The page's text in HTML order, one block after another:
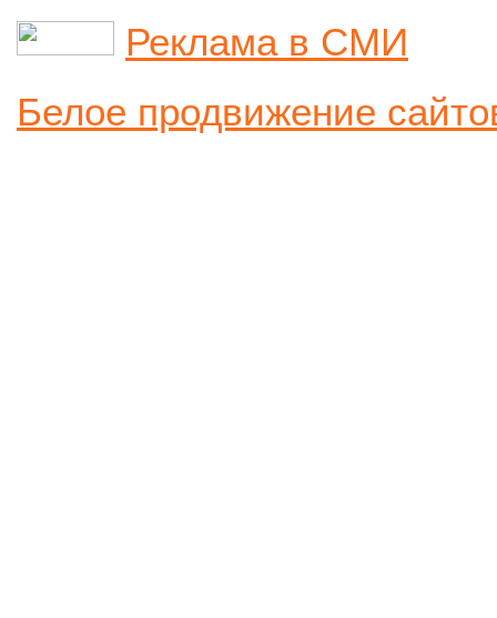
Реклама в СМИ
Белое продвижение